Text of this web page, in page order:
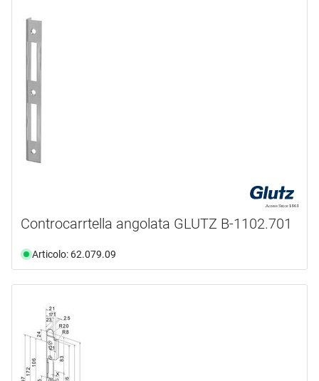
Controcarrtella angolata GLUTZ B-1102.701
Articolo: 62.079.09